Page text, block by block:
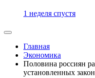
1 неделя спустя
Главная
Экономика
Половина россиян
установленных